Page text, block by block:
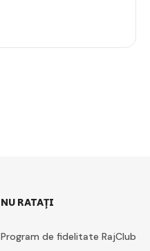
NU RATAȚI
Program de fidelitate RajClub